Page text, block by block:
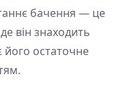
бачення — це
він знаходить
його остаточне